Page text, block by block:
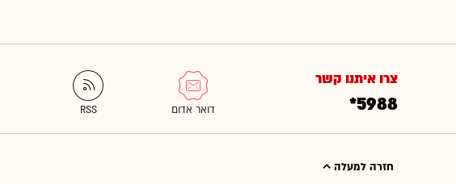
צרו איתנו קשר
*5988
חזרה למעלה